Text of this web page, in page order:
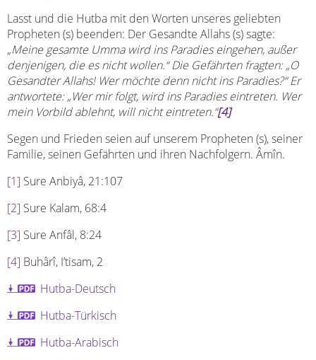
Lasst und die Hutba mit den Worten unseres geliebten
Propheten (s) beenden: Der Gesandte Allahs (s) sagte:
„Meine gesamte Umma wird ins Paradies eingehen, außer
denjenigen, die es nicht wollen.“ Die Gefährten fragten: „O
Gesandter Allahs! Wer möchte denn nicht ins Paradies?“ Er
antwortete: „Wer mir folgt, wird ins Paradies eintreten. Wer
mein Vorbild ablehnt, will nicht eintreten.“[4]
Segen und Frieden seien auf unserem Propheten (s), seiner
Familie, seinen Gefährten und ihren Nachfolgern. Âmîn.
[1] Sure Anbiyâ, 21:107
[2] Sure Kalam, 68:4
[3] Sure Anfâl, 8:24
[4] Buhârî, I’tisam, 2
Hutba-Deutsch
Hutba-Türkisch
Hutba-Arabisch